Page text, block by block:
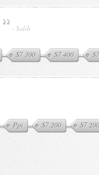
- Salih
S7 300 S7 400
Ppi S7 200 S7